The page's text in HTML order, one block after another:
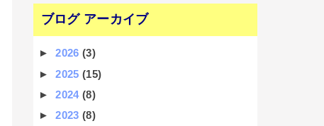
ブログ アーカイブ
►2026(3)
►2025(15)
►2024(8)
►2023(8)